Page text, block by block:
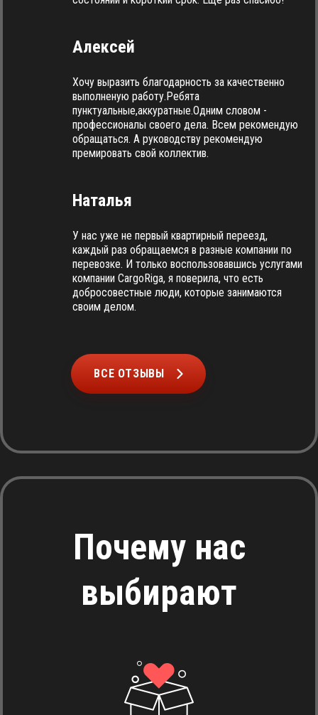
Алексей
Хочу выразить благодарность за качественно
выполненую работу.Ребята
пунктуальные,аккуратные.Одним словом -
профессионалы своего дела. Всем рекомендую
обращаться. А руководству рекомендую
премировать свой коллектив.
Наталья
У нас уже не первый квартирный переезд,
каждый раз обращаемся в разные компании по
перевозке. И только воспользовавшись услугами
компании CargoRiga, я поверила, что есть
добросовестные люди, которые занимаются
своим делом.
ВСЕ ОТЗЫВЫ
Почему нас
выбирают